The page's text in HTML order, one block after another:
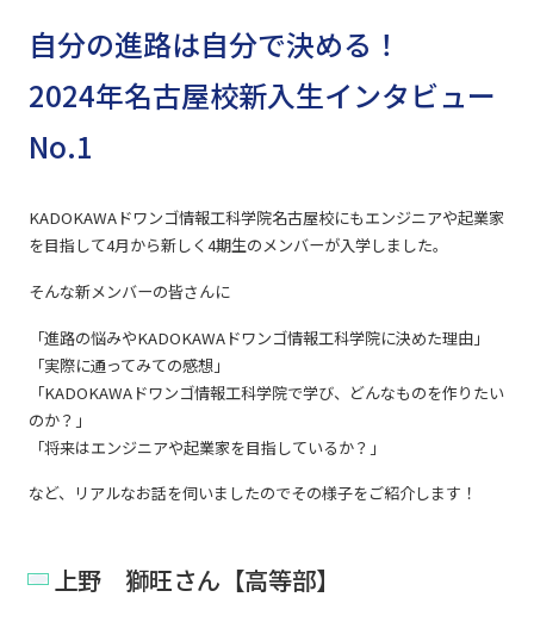
自分の進路は自分で決める！
2024年名古屋校新入生インタビュー
No.1
KADOKAWAドワンゴ情報工科学院名古屋校にもエンジニアや起業家
を目指して4月から新しく4期生のメンバーが入学しました。
そんな新メンバーの皆さんに
「進路の悩みやKADOKAWAドワンゴ情報工科学院に決めた理由」
「実際に通ってみての感想」
「KADOKAWAドワンゴ情報工科学院で学び、どんなものを作りたい
のか？」
「将来はエンジニアや起業家を目指しているか？」
など、リアルなお話を伺いましたのでその様子をご紹介します！
上野 獅旺さん【高等部】